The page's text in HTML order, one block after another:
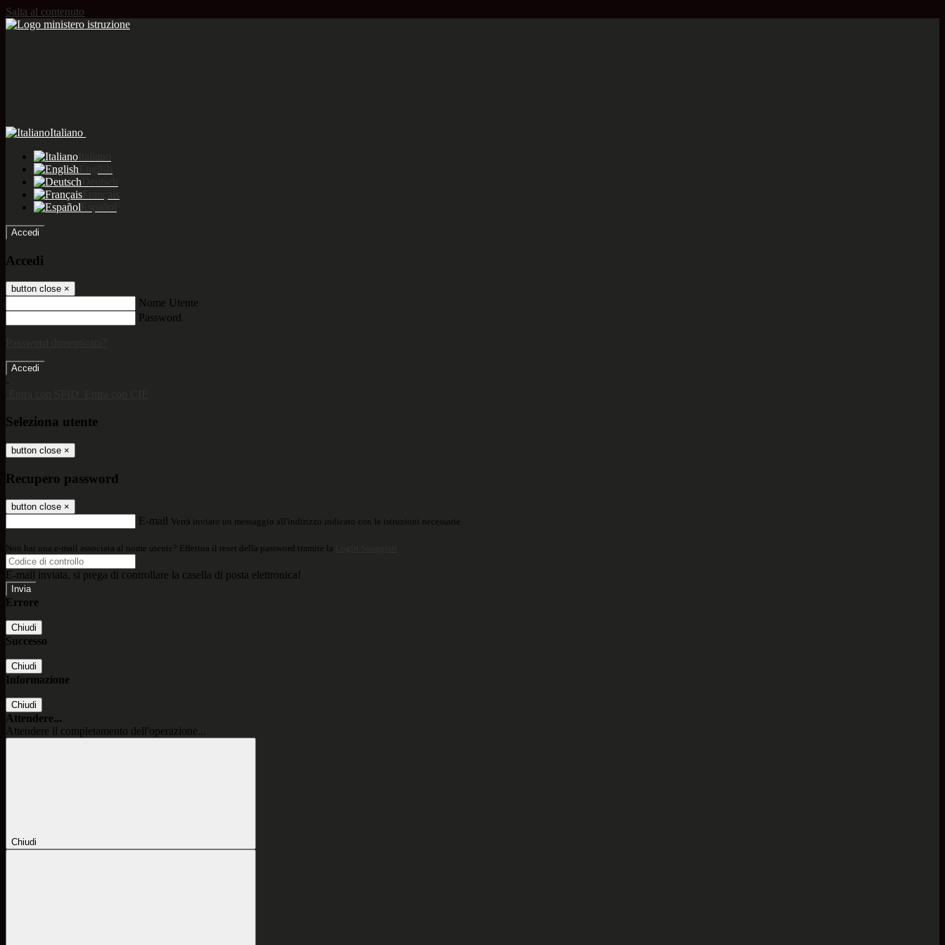
Salta al contenuto
Italiano
Accedi
Accedi
button close ×
Nome Utente
Password
-
Seleziona utente
button close ×
Recupero password
button close ×
E-mail Verrà inviato un messaggio all'indirizzo indicato con le istruzioni necessarie.
Non hai una e-mail associata al nome utente? Effettua il reset della password tramite la
E-mail inviata, si prega di controllare la casella di posta elettronica!
Errore
Chiudi
Successo
Chiudi
Informazione
Chiudi
Attendere...
Attendere il completamento dell'operazione...
Chiudi